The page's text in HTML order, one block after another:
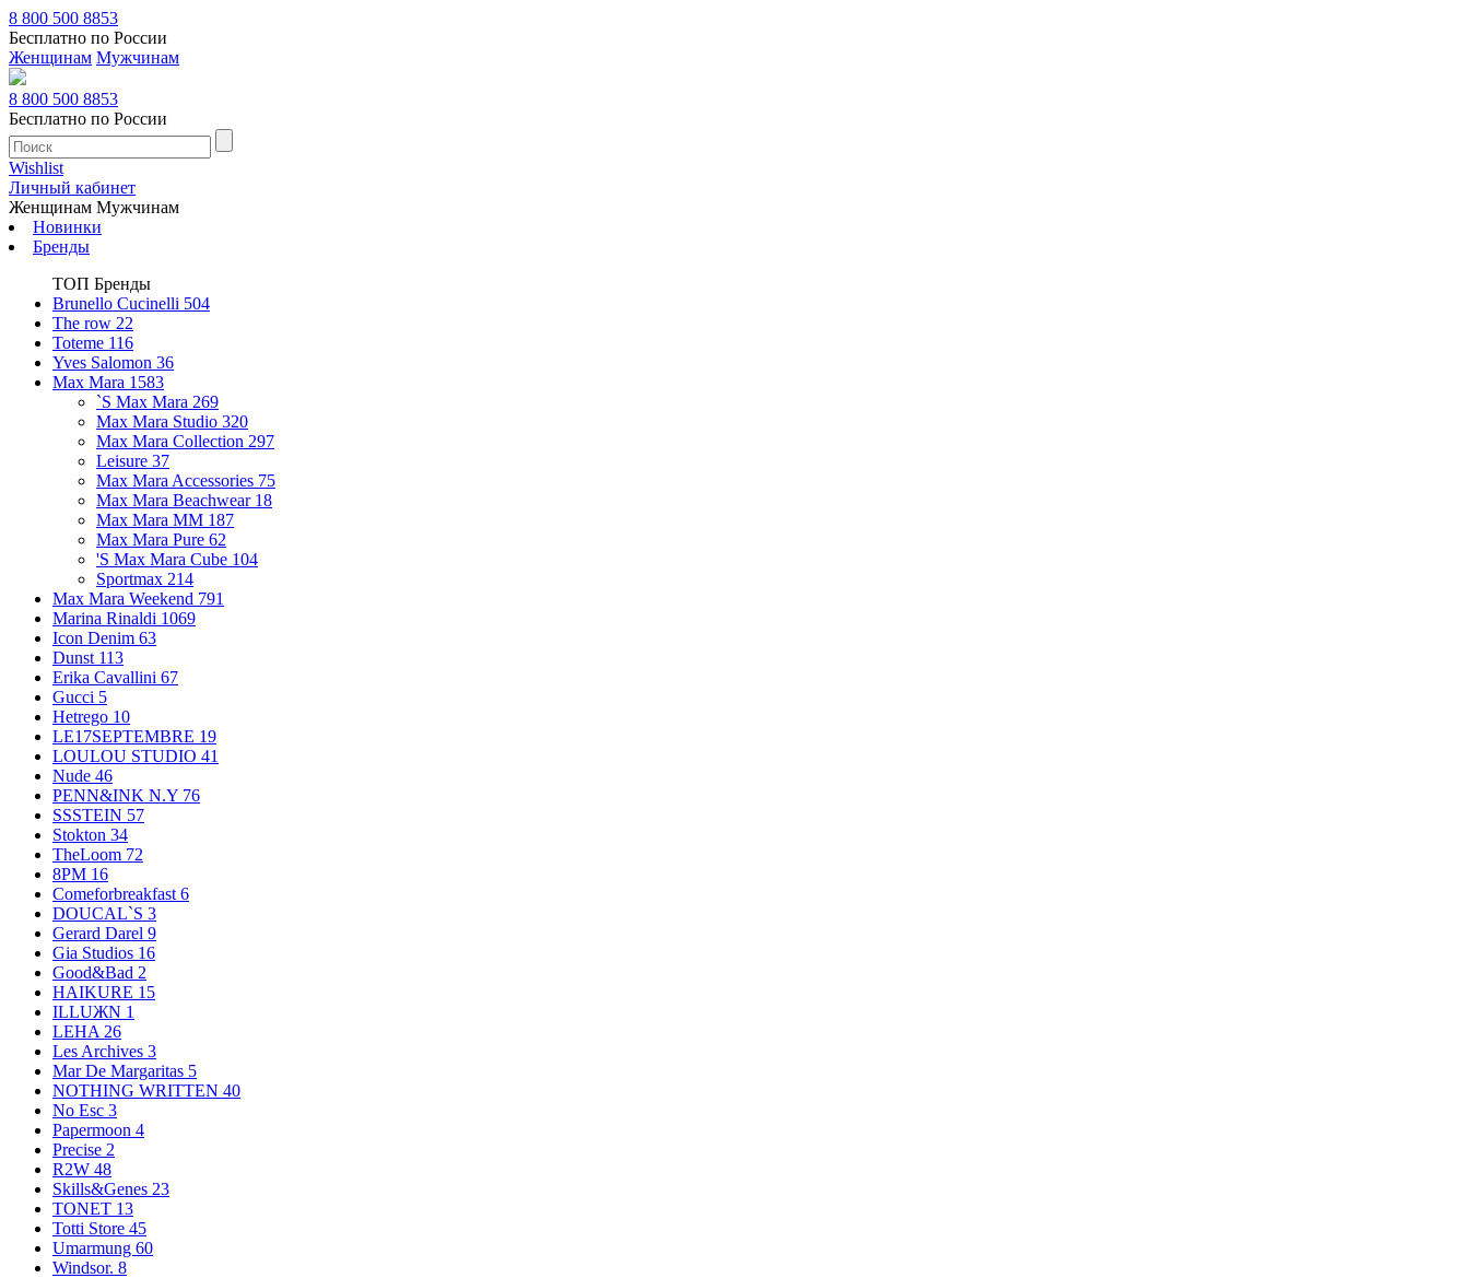
8 800 500 8853
Бесплатно по России
Женщинам Мужчинам
8 800 500 8853
Бесплатно по России
Wishlist
Личный кабинет
Женщинам Мужчинам
Новинки
Бренды
ТОП Бренды
Brunello Cucinelli 504
The row 22
Toteme 116
Yves Salomon 36
Max Mara 1583
`S Max Mara 269
Max Mara Studio 320
Max Mara Collection 297
Leisure 37
Max Mara Accessories 75
Max Mara Beachwear 18
Max Mara MM 187
Max Mara Pure 62
'S Max Mara Cube 104
Sportmax 214
Max Mara Weekend 791
Marina Rinaldi 1069
Icon Denim 63
Dunst 113
Erika Cavallini 67
Gucci 5
Hetrego 10
LE17SEPTEMBRE 19
LOULOU STUDIO 41
Nude 46
PENN&INK N.Y 76
SSSTEIN 57
Stokton 34
TheLoom 72
8PM 16
Comeforbreakfast 6
DOUCAL`S 3
Gerard Darel 9
Gia Studios 16
Good&Bad 2
HAIKURE 15
ILLUЖN 1
LEHA 26
Les Archives 3
Mar De Margaritas 5
NOTHING WRITTEN 40
No Esc 3
Papermoon 4
Precise 2
R2W 48
Skills&Genes 23
TONET 13
Totti Store 45
Umarmung 60
Windsor. 8